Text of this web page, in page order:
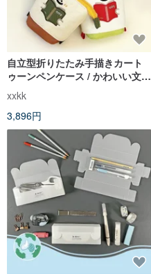
自立型折りたたみ手描きカート
ゥーンペンケース / かわいい文房
具収納 / 学生やオフィスへのギフ
ト
xxkk
3,896円